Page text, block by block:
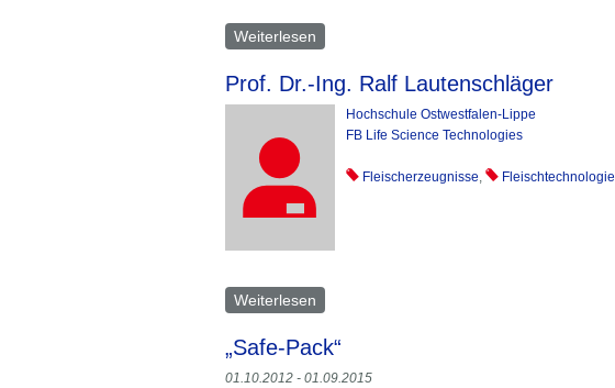
Weiterlesen
Prof. Dr.-Ing. Ralf Lautenschläger
Hochschule Ostwestfalen-Lippe
FB Life Science Technologies
Fleischerzeugnisse, Fleischtechnologie
Weiterlesen
„Safe-Pack“
01.10.2012 - 01.09.2015